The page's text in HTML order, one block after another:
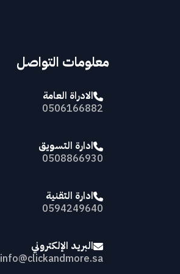
معلومات التواصل
الادراة العامة
0506166882
ادارة التسويق
0508866930
ادارة التقنية
0594249640
البريد الإلكتروني
info@clickandmore.sa